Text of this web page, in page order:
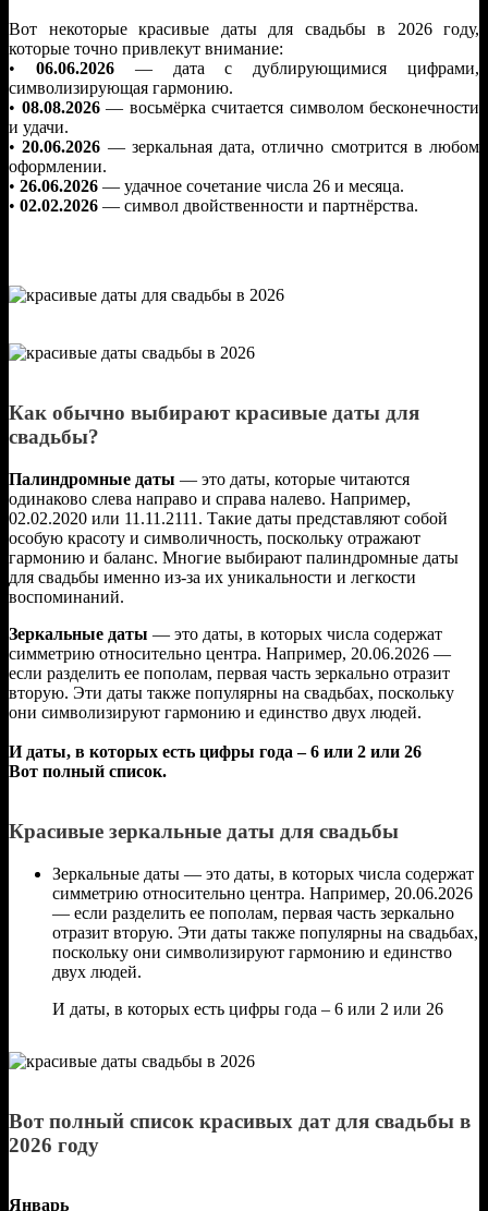
Вот некоторые красивые даты для свадьбы в 2026 году,
которые точно привлекут внимание:
• 06.06.2026— дата с дублирующимися цифрами,
символизирующая гармонию.
• 08.08.2026— восьмёрка считается символом бесконечности
и удачи.
•20.06.2026 — зеркальная дата, отлично смотрится в любом
оформлении.
• 26.06.2026 — удачное сочетание числа 26 и месяца.
• 02.02.2026 — символ двойственности и партнёрства.
Как обычно выбирают красивые даты для
свадьбы?
Палиндромные даты — это даты, которые читаются
одинаково слева направо и справа налево. Например,
02.02.2020 или 11.11.2111. Такие даты представляют собой
особую красоту и символичность, поскольку отражают
гармонию и баланс. Многие выбирают палиндромные даты
для свадьбы именно из-за их уникальности и легкости
воспоминаний.
Зеркальные даты — это даты, в которых числа содержат
симметрию относительно центра. Например, 20.06.2026 —
если разделить ее пополам, первая часть зеркально отразит
вторую. Эти даты также популярны на свадьбах, поскольку
они символизируют гармонию и единство двух людей.
И даты, в которых есть цифры года – 6 или 2 или 26
Вот полный список.
Красивые зеркальные даты для свадьбы
Зеркальные даты — это даты, в которых числа содержат
симметрию относительно центра. Например, 20.06.2026
— если разделить ее пополам, первая часть зеркально
отразит вторую. Эти даты также популярны на свадьбах,
поскольку они символизируют гармонию и единство
двух людей.
И даты, в которых есть цифры года – 6 или 2 или 26
Вот полный список красивых дат для свадьбы в
2026 году
Январь